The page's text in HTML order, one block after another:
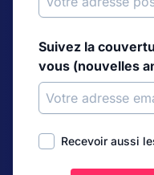
Suivez la
vous (nouvelles
Recevoir aussi